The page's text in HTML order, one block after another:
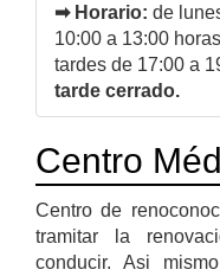
➡ Horario: de
10:00 a 13:00
tardes de 17:00 a
tarde cerrado.
Centro
Centro de
tramitar la
conducir. Asi